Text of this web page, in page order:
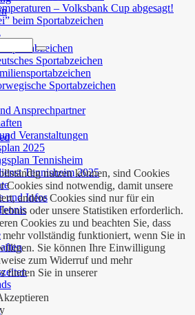
Sportabzeichen
Sportabzeichen
Sportabzeichen
Ansprechpartner
Veranstaltungen
2025
Tennisheim
Tennisheim 2025
und Infos
– Volksbank Cup abgesagt!
beim Sportabzeichen
nutzen können, sind Cookies
Cookies sind notwendig, damit unsere
andere Cookies sind nur für ein
oder unsere Statistiken erforderlich.
Cookies zu und beachten Sie, dass
mehr vollständig funktioniert, wenn Sie in
Sie können Ihre Einwilligung
zum Widerruf und mehr
finden Sie in unserer